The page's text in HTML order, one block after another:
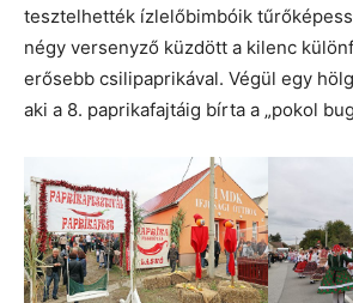
tesztelhették ízlelőbimbóik
négy versenyző küzdött a kilenc
erősebb csilipaprikával. Végül egy
aki a 8. paprikafajtáig bírta a „pokol